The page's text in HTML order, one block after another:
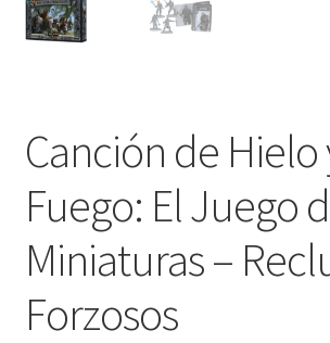
Canción de Hielo
Fuego: El Juego
Miniaturas –
Forzosos